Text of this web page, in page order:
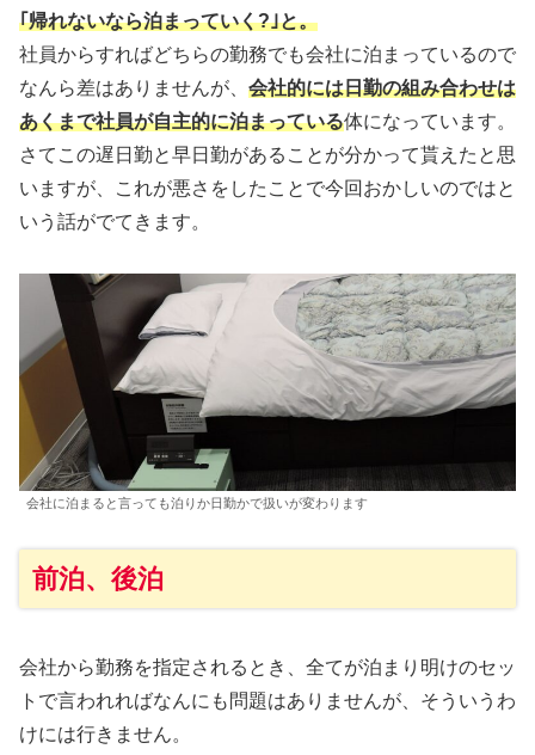
｢帰れないなら泊まっていく?｣と。
社員からすればどちらの勤務でも会社に泊まっているので
なんら差はありませんが、 会社的には日勤の組み合わせは
あくまで社員が自主的に泊まっている体になっています。
さてこの遅日勤と早日勤があることが分かって貰えたと思
いますが、これが悪さをしたことで今回おかしいのではと
いう話がでてきます。
会社に泊まると言っても泊りか日勤かで扱いが変わります
前泊、後泊
会社から勤務を指定されるとき、全てが泊まり明けのセッ
トで言われればなんにも問題はありませんが、そういうわ
けには行きません。